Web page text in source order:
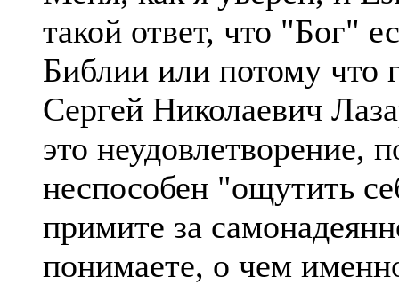
такой ответ, что "Бог"
Библии или потому
Сергей Николаевич
это неудовлетворение,
неспособен "ощутить
примите за
понимаете, о чем